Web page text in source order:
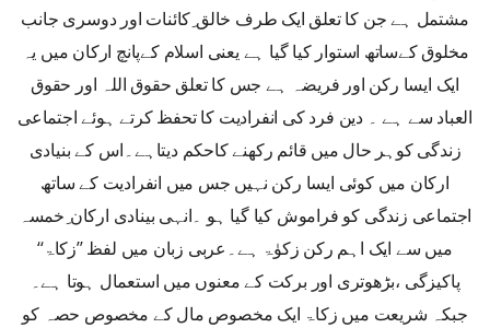
مشتمل ہے جن کا تعلق ایک طرف خالق ِکائنات اور دوسری جانب
مخلوق کےساتھ استوار کیا گیا ہے یعنی اسلام کےپانچ ارکان میں یہ
ایک ایسا رکن اور فریضہ ہے جس کا تعلق حقوق اللہ اور حقوق
العباد سے ہے ۔ دین فرد کی انفرادیت کا تحفظ کرتے ہوئے اجتماعی
زندگی کوہر حال میں قائم رکھنے کاحکم دیتاہے۔اس کے بنیادی
ارکان میں کوئی ایسا رکن نہیں جس میں انفرادیت کے ساتھ
اجتماعی زندگی کو فراموش کیا گیا ہو ۔انہی بینادی ارکان ِخمسہ
میں سے ایک اہم رکن زکوٰۃ ہے۔عربی زبان میں لفظ ’’زکاۃ‘‘
پاکیزگی ،بڑھوتری اور برکت کے معنوں میں استعمال ہوتا ہے۔
جبکہ شریعت میں زکاۃ ایک مخصوص مال کے مخصوص حصہ کو